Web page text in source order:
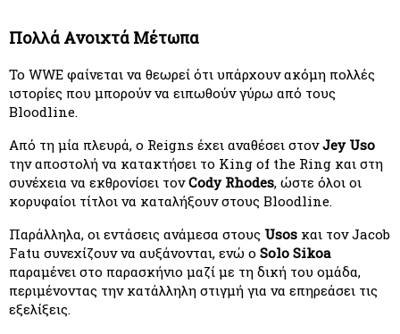
Πολλά Ανοιχτά Μέτωπα
Το WWE φαίνεται να θεωρεί ότι υπάρχουν ακόμη πολλές
ιστορίες που μπορούν να ειπωθούν γύρω από τους
Bloodline.
Από τη μία πλευρά, ο Reigns έχει αναθέσει στον Jey Uso
την αποστολή να κατακτήσει το King of the Ring και στη
συνέχεια να εκθρονίσει τον Cody Rhodes, ώστε όλοι οι
κορυφαίοι τίτλοι να καταλήξουν στους Bloodline.
Παράλληλα, οι εντάσεις ανάμεσα στους Usos και τον Jacob
Fatu συνεχίζουν να αυξάνονται, ενώ ο Solo Sikoa
παραμένει στο παρασκήνιο μαζί με τη δική του ομάδα,
περιμένοντας την κατάλληλη στιγμή για να επηρεάσει τις
εξελίξεις.